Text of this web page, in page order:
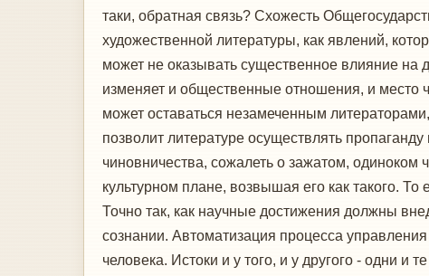
таки, обратная связь? Схожесть
художественной литературы, как явлений,
может не оказывать существенное влияние
изменяет и общественные отношения, и место
может оставаться незамеченным
позволит литературе осуществлять
чиновничества, сожалеть о зажатом, одиноком
культурном плане, возвышая его как такого. То
Точно так, как научные достижения должны
сознании. Автоматизация процесса
человека. Истоки и у того, и у другого - одни